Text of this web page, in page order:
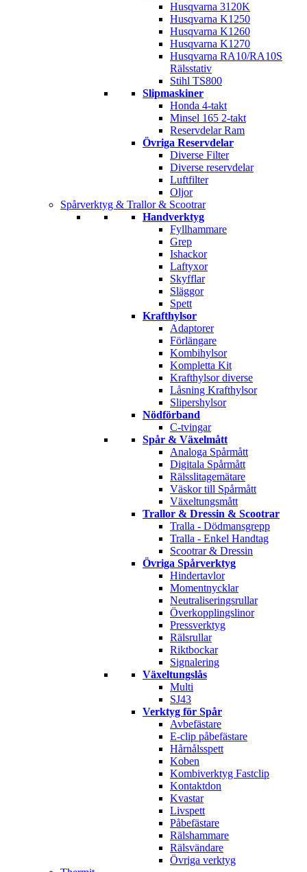
Husqvarna 3120K
Husqvarna K1250
Husqvarna K1260
Husqvarna K1270
Husqvarna RA10/RA10S
Rälsstativ
Stihl TS800
Slipmaskiner
Honda 4-takt
Minsel 165 2-takt
Reservdelar Ram
Övriga Reservdelar
Diverse Filter
Diverse reservdelar
Luftfilter
Oljor
Spårverktyg & Trallor & Scootrar
Handverktyg
Fyllhammare
Grep
Ishackor
Laftyxor
Skyfflar
Släggor
Spett
Krafthylsor
Adaptorer
Förlängare
Kombihylsor
Kompletta Kit
Krafthylsor diverse
Låsning Krafthylsor
Slipershylsor
Nödförband
C-tvingar
Spår & Växelmått
Analoga Spårmått
Digitala Spårmått
Rälsslitagemätare
Väskor till Spårmått
Växeltungsmått
Trallor & Dressin & Scootrar
Tralla - Dödmansgrepp
Tralla - Enkel Handtag
Scootrar & Dressin
Övriga Spårverktyg
Hindertavlor
Momentnycklar
Neutraliseringsrullar
Överkopplingslinor
Pressverktyg
Rälsrullar
Riktbockar
Signalering
Växeltungslås
Multi
SJ43
Verktyg för Spår
Avbefästare
E-clip påbefästare
Hårnålsspett
Koben
Kombiverktyg Fastclip
Kontaktdon
Kvastar
Livspett
Påbefästare
Rälshammare
Rälsvändare
Övriga verktyg